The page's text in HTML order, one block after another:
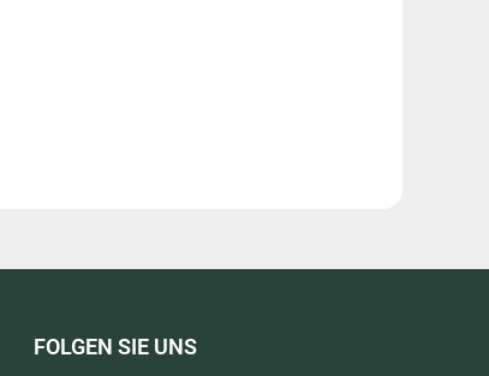
FOLGEN SIE UNS